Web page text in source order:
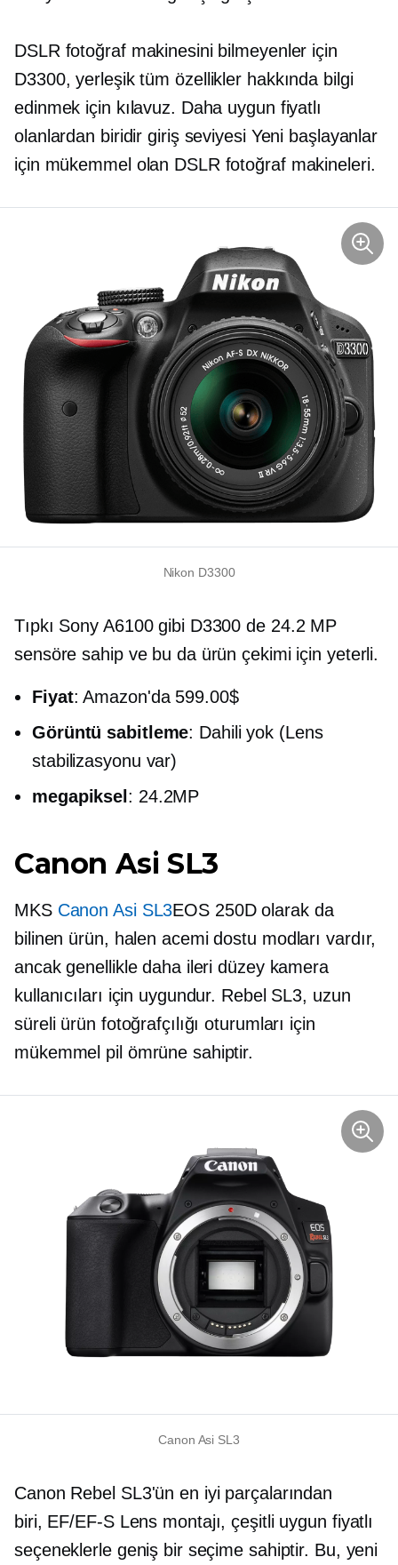
DSLR fotoğraf makinesini bilmeyenler için
D3300,yerleşiktüm özellikler hakkında bilgi
edinmek için kılavuz. Daha uygun fiyatlı
olanlardan biridirgiriş seviyesiYeni başlayanlar
için mükemmel olan DSLR fotoğraf makineleri.
Nikon D3300
Tıpkı Sony A6100 gibi D3300 de 24.2 MP
sensöre sahip ve bu da ürün çekimi için yeterli.
Fiyat: Amazon'da 599.00$
Görüntü sabitleme: Dahili yok (Lens
stabilizasyonu var)
megapiksel : 24.2MP
Canon Asi SL3
MKS Canon Asi SL3EOS 250D olarak da
bilinen ürün, halen acemi dostu modları vardır,
ancak genellikle daha ileri düzey kamera
kullanıcıları için uygundur. Rebel SL3, uzun
süreli ürün fotoğrafçılığı oturumları için
mükemmel pil ömrüne sahiptir.
Canon Asi SL3
Canon Rebel SL3'ün en iyi parçalarından
biri, EF/EF-SLens montajı, çeşitli uygun fiyatlı
seçeneklerle geniş bir seçime sahiptir. Bu, yeni